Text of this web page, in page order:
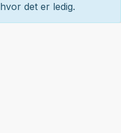
det er ledig.